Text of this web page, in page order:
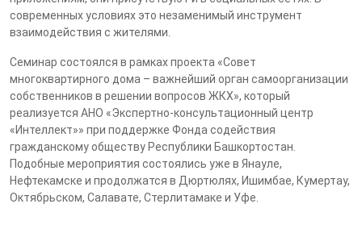
современных условиях это незаменимый инструмент
взаимодействия с жителями.
Семинар состоялся в рамках проекта «Совет
многоквартирного дома – важнейший орган самоорганизации
собственников в решении вопросов ЖКХ», который
реализуется АНО «Экспертно-консультационный центр
«Интеллект»» при поддержке Фонда содействия
гражданскому обществу Республики Башкортостан.
Подобные мероприятия состоялись уже в Янауле,
Нефтекамске и продолжатся в Дюртюлях, Ишимбае, Кумертау,
Октябрьском, Салавате, Стерлитамаке и Уфе.